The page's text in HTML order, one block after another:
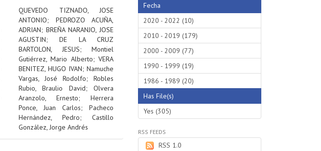
QUEVEDO TIZNADO, JOSE
ANTONIO; PEDROZO ACUÑA,
ADRIAN; BREÑA NARANJO, JOSE
AGUSTIN;DE LA CRUZ
BARTOLON, JESUS; Montiel
Gutiérrez, Mario Alberto;VERA
BENITEZ, HUGO IVAN; Namuche
Vargas, José Rodolfo; Robles
Rubio, Braulio David;Olvera
Aranzolo, Ernesto; Herrera
Ponce, Juan Carlos; Pacheco
Hernández, Pedro; Castillo
González, Jorge Andrés
Fecha
2020 - 2022 (10)
2010 - 2019 (179)
2000 - 2009 (77)
1990 - 1999 (19)
1986 - 1989 (20)
Has File(s)
Yes (305)
RSS FEEDS
RSS 1.0